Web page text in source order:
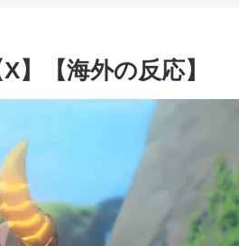
】【海外の反応】